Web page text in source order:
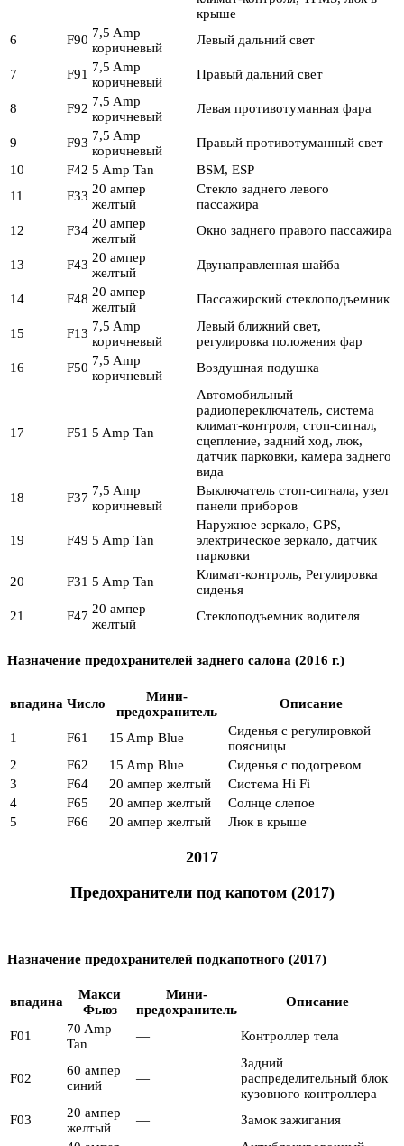
крыше
6
F90 7,5 Amp
коричневый
Левый дальний свет
7 F91 7,5 Amp
коричневый
Правый дальний свет
8 F92 7,5 Amp
коричневый
Левая противотуманная фара
9 F93 7,5 Amp
коричневый
Правый противотуманный свет
10
F42 5 Amp Tan
BSM, ESP
11
F33 20 ампер
желтый
Стекло заднего левого
пассажира
12
F34 20 ампер
желтый
Окно заднего правого пассажира
13 F43 20 ампер
желтый
Двунаправленная шайба
14 F48 20 ампер
желтый
Пассажирский стеклоподъемник
15 F13 7,5 Amp
коричневый
Левый ближний свет,
регулировка положения фар
16
F50 7,5 Amp
коричневый
Воздушная подушка
17 F51 5 Amp Tan
Автомобильный
радиопереключатель, система
климат-контроля, стоп-сигнал,
сцепление, задний ход, люк,
датчик парковки, камера заднего
вида
18
F37 7,5 Amp
коричневый
Выключатель стоп-сигнала, узел
панели приборов
19 F49 5 Amp Tan
Наружное зеркало, GPS,
электрическое зеркало, датчик
парковки
20
F31 5 Amp Tan
Климат-контроль, Регулировка
сиденья
21
F47 20 ампер
желтый
Стеклоподъемник водителя
Назначение предохранителей заднего салона (2016 г.)
впадина Число
Мини-
предохранитель
Описание
1 F61 15 Amp Blue
Сиденья с регулировкой
поясницы
2
F62 15 Amp Blue
Сиденья с подогревом
3
F64 20 ампер желтый
Система Hi Fi
4
F65 20 ампер желтый
Солнце слепое
5
F66 20 ампер желтый Люк в крыше
2017
Предохранители под капотом (2017)
Назначение предохранителей подкапотного (2017)
впадина
Макси
Фьюз
Мини-
предохранитель
Описание
F01
70 Amp
Tan
— Контроллер тела
F02
60 ампер
синий
—
Задний
распределительный блок
кузовного контроллера
F03
20 ампер
желтый
—
Замок зажигания